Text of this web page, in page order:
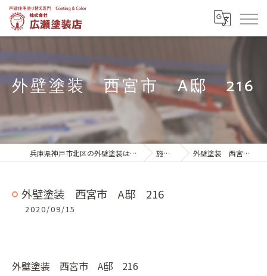
外壁塗装 西宮市 A邸 216
兵庫県神戸市北区の外壁塗装は株式会社広瀬塗装店 施工実績 外壁塗装 西宮市 A邸 216
外壁塗装 西宮市 A邸 216
2020/09/15
外壁塗装 西宮市 A邸 216